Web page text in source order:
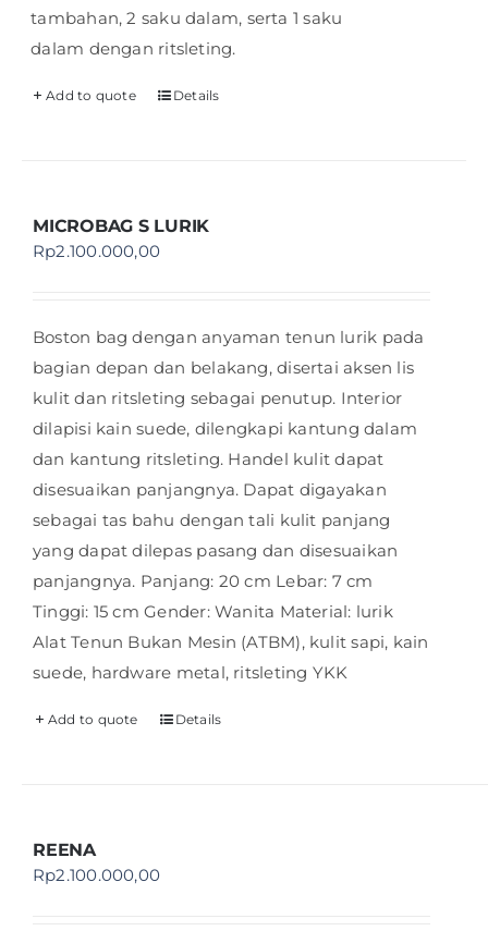
tambahan, 2 saku dalam, serta 1 saku
dalam dengan ritsleting.
Add to quote Details
MICROBAG S LURIK
Rp2.100.000,00
Boston bag dengan anyaman tenun lurik pada
bagian depan dan belakang, disertai aksen lis
kulit dan ritsleting sebagai penutup. Interior
dilapisi kain suede, dilengkapi kantung dalam
dan kantung ritsleting. Handel kulit dapat
disesuaikan panjangnya. Dapat digayakan
sebagai tas bahu dengan tali kulit panjang
yang dapat dilepas pasang dan disesuaikan
panjangnya. Panjang: 20 cm Lebar: 7 cm
Tinggi: 15 cm Gender: Wanita Material: lurik
Alat Tenun Bukan Mesin (ATBM), kulit sapi, kain
suede, hardware metal, ritsleting YKK
Add to quote Details
REENA
Rp2.100.000,00